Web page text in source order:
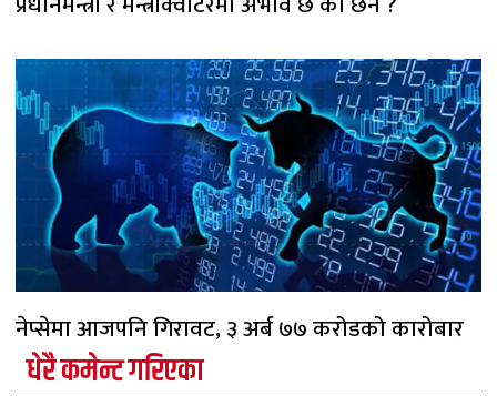
नेप्सेमा आजपनि गिरावट, ३ अर्ब ७७ करोडको कारोबार
धेरै कमेन्ट गरिएका